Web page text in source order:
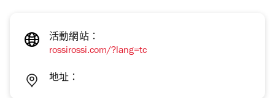
活動網站：
rossirossi.com/?lang=tc
地址：